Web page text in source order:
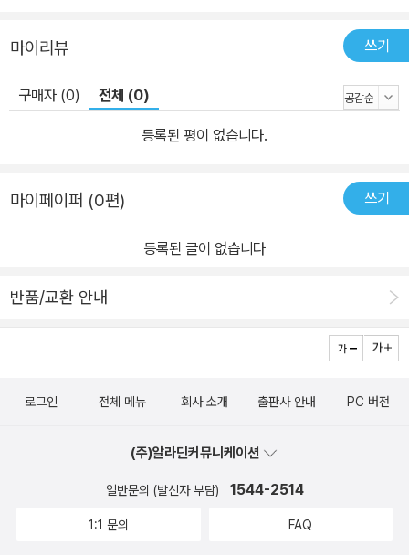
마이리뷰 쓰기
구매자 (0) 전체 (0)
등록된 평이 없습니다.
마이페이퍼 (0편) 쓰기
등록된 글이 없습니다
반품/교환 안내
로그인 전체 메뉴 회사 소개 출판사 안내 PC 버전
(주)알라딘커뮤니케이션
일반문의 (발신자 부담) 1544-2514
1:1 문의 FAQ